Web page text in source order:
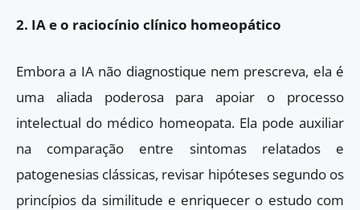
2. IA e o raciocínio clínico homeopático
Embora a IA não diagnostique nem prescreva, ela é
uma aliada poderosa para apoiar o processo
intelectual do médico homeopata. Ela pode auxiliar
na comparação entre sintomas relatados e
patogenesias clássicas, revisar hipóteses segundo os
princípios da similitude e enriquecer o estudo com